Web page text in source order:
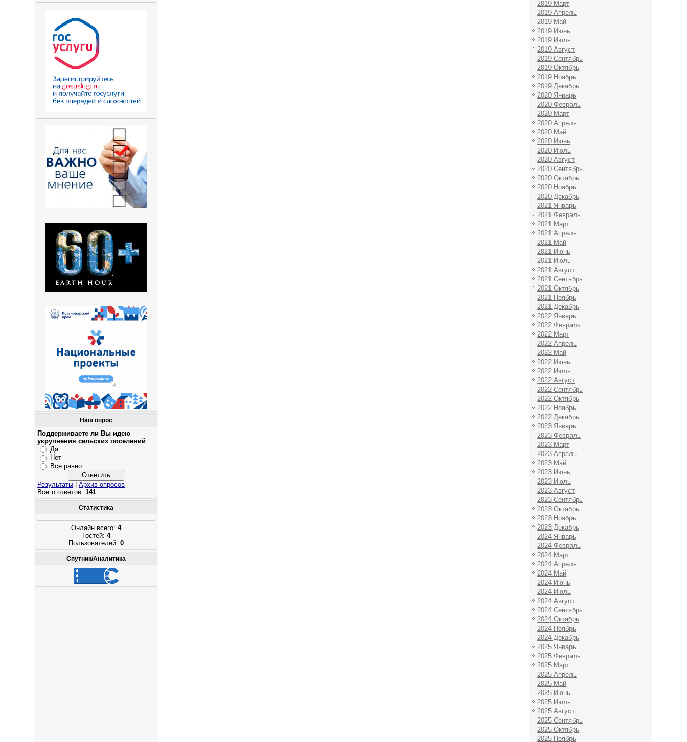
Наш опрос
Поддерживаете ли Вы идею
укрупнения сельских поселений
Да
Нет
Все равно
Результаты |Архив опросов
Всего ответов:141
Статистика
Онлайн всего:4
Гостей: 4
Пользователей:0
Спутник/Аналитика
2019 Март
2019 Апрель
2019 Май
2019 Июнь
2019 Июль
2019 Август
2019 Сентябрь
2019 Октябрь
2019 Ноябрь
2019 Декабрь
2020 Январь
2020 Февраль
2020 Март
2020 Апрель
2020 Май
2020 Июнь
2020 Июль
2020 Август
2020 Сентябрь
2020 Октябрь
2020 Ноябрь
2020 Декабрь
2021 Январь
2021 Февраль
2021 Март
2021 Апрель
2021 Май
2021 Июнь
2021 Июль
2021 Август
2021 Сентябрь
2021 Октябрь
2021 Ноябрь
2021 Декабрь
2022 Январь
2022 Февраль
2022 Март
2022 Апрель
2022 Май
2022 Июнь
2022 Июль
2022 Август
2022 Сентябрь
2022 Октябрь
2022 Ноябрь
2022 Декабрь
2023 Январь
2023 Февраль
2023 Март
2023 Апрель
2023 Май
2023 Июнь
2023 Июль
2023 Август
2023 Сентябрь
2023 Октябрь
2023 Ноябрь
2023 Декабрь
2024 Январь
2024 Февраль
2024 Март
2024 Апрель
2024 Май
2024 Июнь
2024 Июль
2024 Август
2024 Сентябрь
2024 Октябрь
2024 Ноябрь
2024 Декабрь
2025 Январь
2025 Февраль
2025 Март
2025 Апрель
2025 Май
2025 Июнь
2025 Июль
2025 Август
2025 Сентябрь
2025 Октябрь
2025 Ноябрь